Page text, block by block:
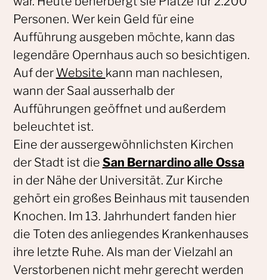
Personen. Wer kein Geld für eine
Aufführung ausgeben möchte, kann das
legendäre Opernhaus auch so besichtigen.
Auf der Website kann man nachlesen,
wann der Saal ausserhalb der
Aufführungen geöffnet und außerdem
beleuchtet ist.
Eine der aussergewöhnlichsten Kirchen
der Stadt ist die San Bernardino alle Ossa
in der Nähe der Universität. Zur Kirche
gehört ein großes Beinhaus mit tausenden
Knochen. Im 13. Jahrhundert fanden hier
die Toten des anliegendes Krankenhauses
ihre letzte Ruhe. Als man der Vielzahl an
Verstorbenen nicht mehr gerecht werden